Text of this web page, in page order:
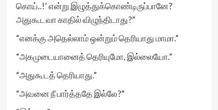
கொய்..!’ என்று இழுத்துக்கொண்டிருப்பானே?
அதுகூடவா காதில் விழுந்திடாது?”
“எனக்கு அதெல்லாம் ஒன்றும் தெரியாது மாமா.”
“அகமுடையானைத் தெரியுமோ, இல்லையோ.”
“அதுகூடத் தெரியாது.”
“அவனை நீ பார்த்ததே இல்லே?”